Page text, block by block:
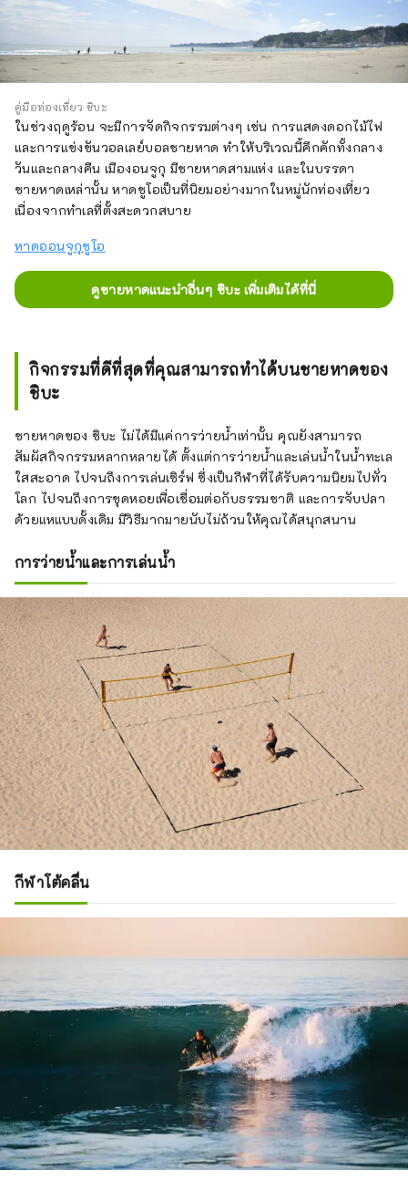
คู่มือท่องเที่ยว ชิบะ
ในช่วงฤดูร้อน จะมีการจัดกิจกรรมต่างๆ เช่น การแสดงดอกไม้ไฟ
และการแข่งขันวอลเลย์บอลชายหาด ทำให้บริเวณนี้คึกคักทั้งกลาง
วันและกลางคืน เมืองอนจูกุ มีชายหาดสามแห่ง และในบรรดา
ชายหาดเหล่านั้น หาดชูโอเป็นที่นิยมอย่างมากในหมู่นักท่องเที่ยว
เนื่องจากทำเลที่ตั้งสะดวกสบาย
หาดออนจูกุชูโอ
ดูชายหาดแนะนำอื่นๆ ชิบะ เพิ่มเติมได้ที่นี่
กิจกรรมที่ดีที่สุดที่คุณสามารถทำได้บนชายหาดของ
ชิบะ
ชายหาดของ ชิบะ ไม่ได้มีแค่การว่ายน้ำเท่านั้น คุณยังสามารถ
สัมผัสกิจกรรมหลากหลายได้ ตั้งแต่การว่ายน้ำและเล่นน้ำในน้ำทะเล
ใสสะอาด ไปจนถึงการเล่นเซิร์ฟ ซึ่งเป็นกีฬาที่ได้รับความนิยมไปทั่ว
โลก ไปจนถึงการขุดหอยเพื่อเชื่อมต่อกับธรรมชาติ และการจับปลา
ด้วยแหแบบดั้งเดิม มีวิธีมากมายนับไม่ถ้วนให้คุณได้สนุกสนาน
การว่ายน้ำและการเล่นน้ำ
กีฬาโต้คลื่น